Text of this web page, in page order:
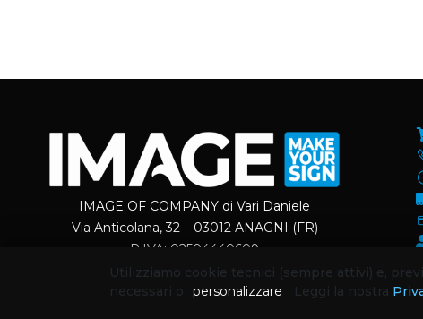
IMAGE OF COMPANY di Vari Daniele
Via Anticolana, 32 – 03012 ANAGNI (FR)
P.IVA: 02504440609
Utilizziamo cookie tecnici (sempre attivi) e,
necessari o
personalizzare . Leggi la nostra